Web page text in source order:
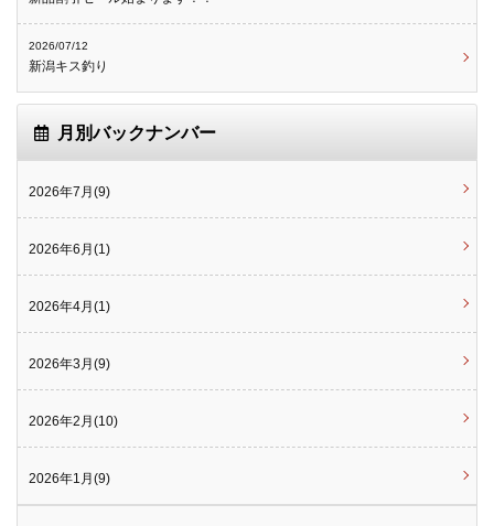
2026/07/12
新潟キス釣り
月別バックナンバー
2026年7月(9)
2026年6月(1)
2026年4月(1)
2026年3月(9)
2026年2月(10)
2026年1月(9)